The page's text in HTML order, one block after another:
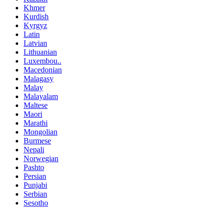
Khmer
Kurdish
Kyrgyz
Latin
Latvian
Lithuanian
Luxembou..
Macedonian
Malagasy
Malay
Malayalam
Maltese
Maori
Marathi
Mongolian
Burmese
Nepali
Norwegian
Pashto
Persian
Punjabi
Serbian
Sesotho